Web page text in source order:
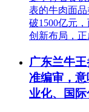
表的牛肉面
破1500亿元
创新布局，正
广东兰牛
准编审，
业化、国